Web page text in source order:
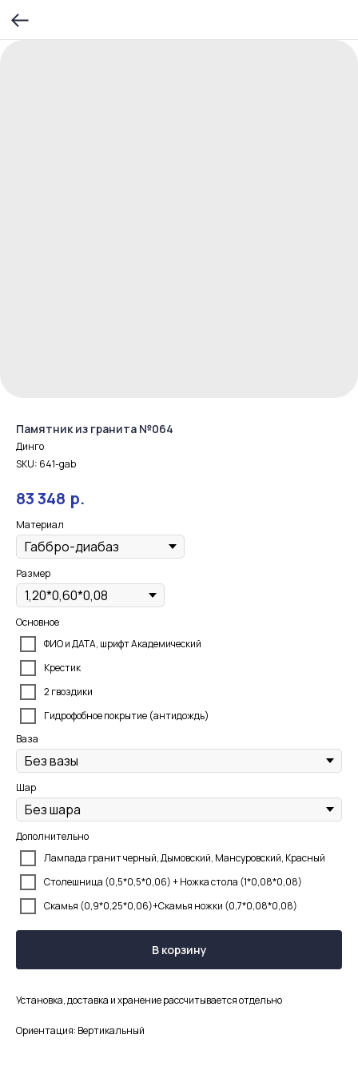
Памятник из гранита №064
Динго
SKU: 641-gab
83 348 р.
Материал
Размер
Основное
ФИО и ДАТА, шрифт Академический
Крестик
2 гвоздики
Гидрофобное покрытие (антидождь)
Ваза
Шар
Дополнительно
Лампада гранит черный, Дымовский, Мансуровский, Красный
Столешница (0,5*0,5*0,06) + Ножка стола (1*0,08*0,08)
Скамья (0,9*0,25*0,06)+Скамья ножки (0,7*0,08*0,08)
В корзину
Установка, доставка и хранение рассчитывается отдельно
Ориентация: Вертикальный